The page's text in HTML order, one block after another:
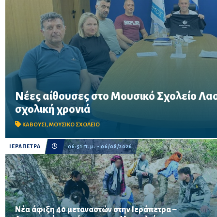
Νέες αίθουσες στο Μουσικό Σχολείο
σχολική χρονιά
ΚΑΒΟΥΣΙ ,ΜΟΥΣΙΚΟ ΣΧΟΛΕΙΟ
Συνάντηση του Δημάρχου Ιεράπετρας με τον Σύλλογο Γονέων
Στο επίκεντρο οι αυξημένες στεγαστικές ανάγκες και η πορεία
νέου Μουσικού Σχολείου.
ΙΕΡΑΠΕΤΡΑ 06:51 π.μ. - 06/08/2026
Νέα άφιξη 40 μεταναστών στην Ιεράπετρα –